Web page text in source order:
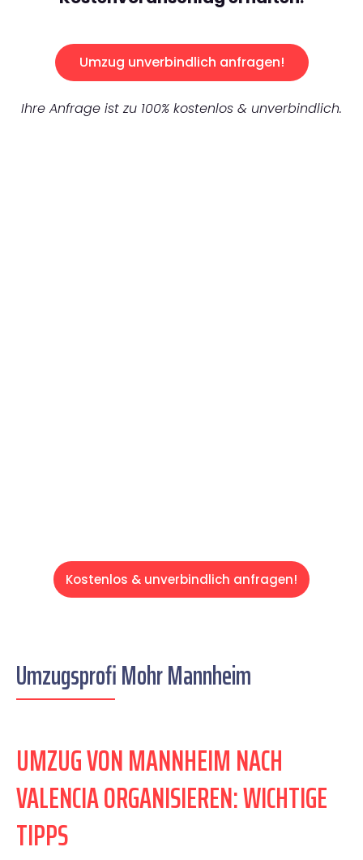
Umzug unverbindlich anfragen!
Ihre Anfrage ist zu 100% kostenlos & unverbindlich.
Kostenlos & unverbindlich anfragen!
Umzugsprofi Mohr Mannheim
UMZUG VON MANNHEIM NACH
VALENCIA ORGANISIEREN: WICHTIGE
TIPPS